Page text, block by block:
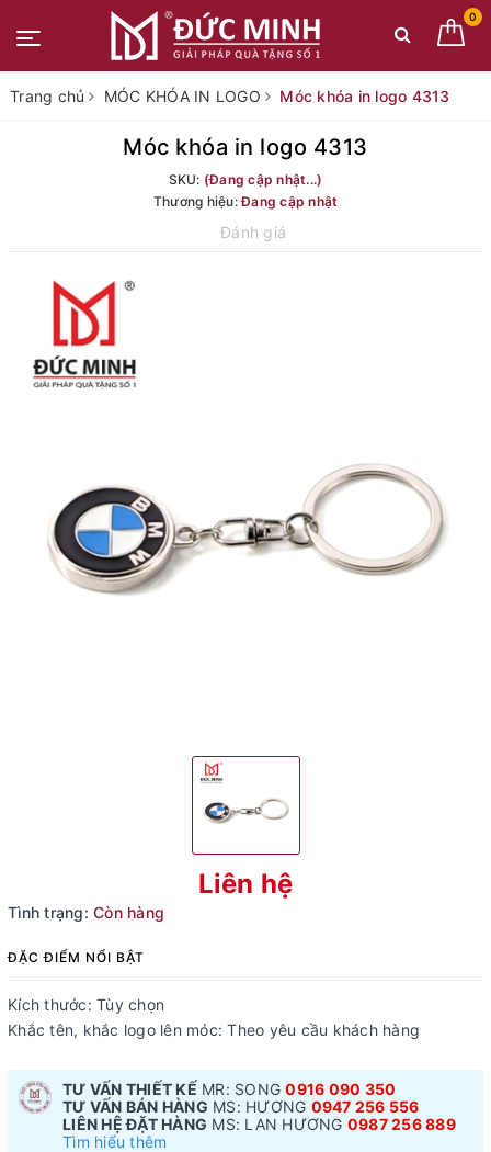
0
Trang chủ MÓC KHÓA IN LOGO Móc khóa in logo 4313
Móc khóa in logo 4313
SKU: (Đang cập nhật...)
Thương hiệu:Đang cập nhật
Đánh giá
Liên hệ
Tình trạng: Còn hàng
ĐẶC ĐIỂM NỔI BẬT
Kích thước: Tùy chọn
Khắc tên, khắc logo lên móc: Theo yêu cầu khách hàng
TƯ VẤN THIẾT KẾ MR: SONG0916 090 350
TƯ VẤN BÁN HÀNG MS: HƯƠNG 0947 256 556
LIÊN HỆ ĐẶT HÀNG MS: LAN HƯƠNG 0987 256 889
Tìm hiểu thêm